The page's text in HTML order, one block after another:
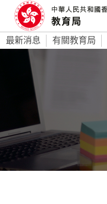
最新消息 有關教育局